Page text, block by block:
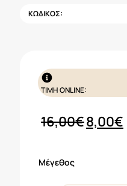
ΚΩΔΙΚΟΣ:
ΤΙΜΗ ONLINE:
16,00€Original
8,00€
Μέγεθος